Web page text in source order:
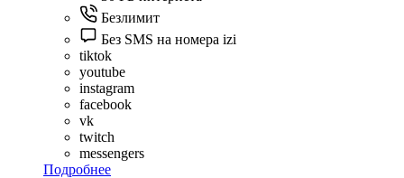
Безлимит
Без SMS на номера izi
tiktok
youtube
instagram
facebook
vk
twitch
messengers
Подробнее